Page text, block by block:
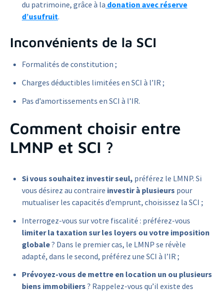
du patrimoine, grâce à la donation avec réserve
d’usufruit.
Inconvénients de la SCI
Formalités de constitution ;
Charges déductibles limitées en SCI à l’IR ;
Pas d’amortissements en SCI à l’IR.
Comment choisir entre
LMNP et SCI ?
Si vous souhaitez investir seul, préférez le LMNP. Si
vous désirez au contraire investir à plusieurs pour
mutualiser les capacités d’emprunt, choisissez la SCI ;
Interrogez-vous sur votre fiscalité : préférez-vous
limiter la taxation sur les loyers ou votre imposition
globale? Dans le premier cas, le LMNP se révèle
adapté, dans le second, préférez une SCI à l’IR ;
Prévoyez-vous de mettre en location un ou plusieurs
biens immobiliers ? Rappelez-vous qu’il existe des